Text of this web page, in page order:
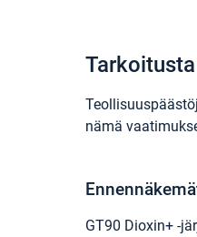
nämä
GT90 Dioxin+ -